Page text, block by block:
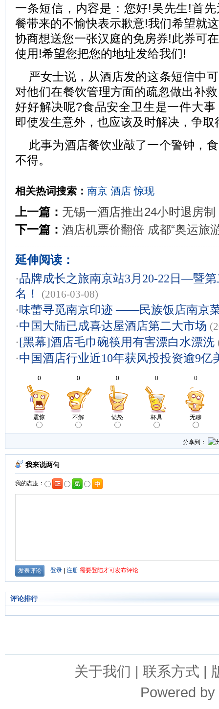
一条短信，内容是：您好!吴先生!首
餐带来的不愉快表示歉意!我们希望就
协商想送您一张汉庭的免房券!此券可
使用!希望您把您的地址发给我们!
严女士说，从酒店发的这条短信中
对他们在餐饮管理方面的疏忽做出补
好好解决呢?食品安全卫生是一件大
即使发生意外，也应该及时解决，争
此事为酒店餐饮业敲了一个警钟，
不得。
相关热词搜索： 南京 酒店 惊现
上一篇： 无锡一酒店推出24小时退房
下一篇： 酒店机票价翻倍 成都“奥运旅
延伸阅读：
·品牌成长之旅南京站3月20-22日—暨
名！
(2016-03-08)
·味蕾寻觅南京印迹 ——民族饭店南京
·中国大陆已成喜达屋酒店第二大市场
·[黑幕]酒店毛巾碗筷用有害漂白水漂洗
·中国酒店行业近10年获风投投资逾9亿
0
震惊
0
不解
0
愤怒
0
杯具
0
无聊
分享到：
评论排行
关于我们 | 联系方式 |
Powered by